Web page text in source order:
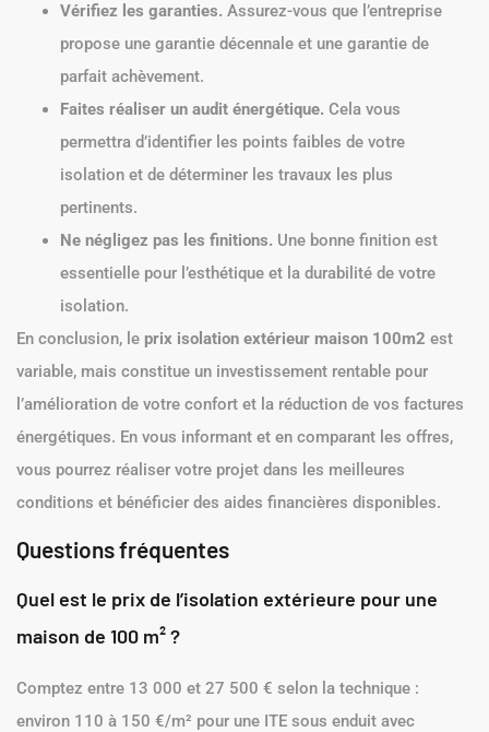
Vérifiez les garanties. Assurez-vous que l’entreprise
propose une garantie décennale et une garantie de
parfait achèvement.
Faites réaliser un audit énergétique. Cela vous
permettra d’identifier les points faibles de votre
isolation et de déterminer les travaux les plus
pertinents.
Ne négligez pas les finitions. Une bonne finition est
essentielle pour l’esthétique et la durabilité de votre
isolation.
En conclusion, le prix isolation extérieur maison 100m2 est
variable, mais constitue un investissement rentable pour
l’amélioration de votre confort et la réduction de vos factures
énergétiques. En vous informant et en comparant les offres,
vous pourrez réaliser votre projet dans les meilleures
conditions et bénéficier des aides financières disponibles.
Questions fréquentes
Quel est le prix de l’isolation extérieure pour une
maison de 100 m² ?
Comptez entre 13 000 et 27 500 € selon la technique :
environ 110 à 150 €/m² pour une ITE sous enduit avec